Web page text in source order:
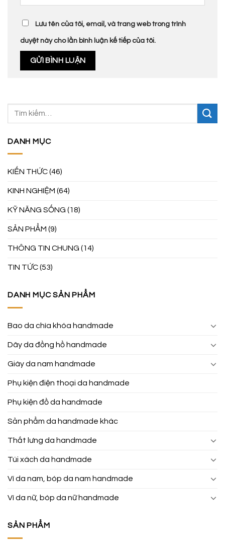
DANH MỤC
KIẾN THỨC(46)
KINH NGHIỆM (64)
KỸ NĂNG SỐNG (18)
SẢN PHẨM (9)
THÔNG TIN CHUNG (14)
TIN TỨC(53)
DANH MỤC SẢN PHẨM
Bao da chìa khóa handmade
Dây da đồng hồ handmade
Giày da nam handmade
Phụ kiện điện thoại da handmade
Phụ kiện đồ da handmade
Sản phẩm da handmade khác
Thắt lưng da handmade
Túi xách da handmade
Ví da nam, bóp da nam handmade
Ví da nữ, bóp da nữ handmade
SẢN PHẨM
Lưu tên của tôi, email, và trang web trong trình
duyệt này cho lần bình luận kế tiếp của tôi.